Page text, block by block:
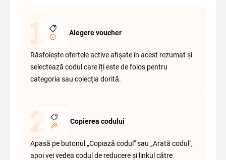
Alegere voucher
Răsfoiește ofertele active afișate în acest rezumat și
selectează codul care îți este de folos pentru
categoria sau colecția dorită.
Copierea codului
Apasă pe butonul „Copiază codul" sau „Arată codul",
apoi vei vedea codul de reducere și linkul către